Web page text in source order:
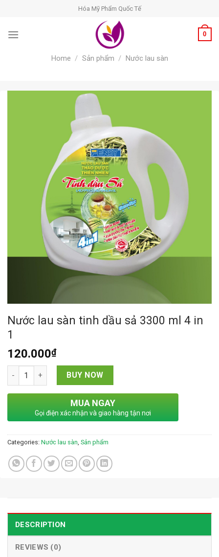
content
Hóa Mỹ Phẩm Quốc Tế
0
Home / Sản phẩm / Nước lau sàn
Nước lau sàn tinh dầu sả 3300 ml 4 in
1
120.000₫
Nước lau sàn tinh dầu sả 3300 ml 4 in 1 quantity
BUY NOW
MUA NGAY
Gọi điện xác nhận và giao hàng tận nơi
Categories: Nước lau sàn Sản phẩm
DESCRIPTION
REVIEWS (0)